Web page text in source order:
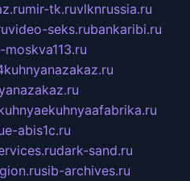
mir-tk.ruvlknrussia.ru
video-seks.rubankaribi.ru
e-abis1c.ru
dark-sand.ru
sib-archives.ru